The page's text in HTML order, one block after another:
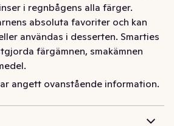
i regnbågens alla färger.
absoluta favoriter och kan
användas i desserten. Smarties
färgämnen, smakämnen
små läckra chokladlinser i
angett ovanstående information.